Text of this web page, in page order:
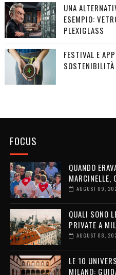
UNA
ESEMPIO:
PLEXIGLASS
FESTIVAL E
FOCUS
QUANDO
MARCINELLE,
AUGUST 09,
QUALI SONO
PRIVATE A
AUGUST 08,
LE 10
MILANO: